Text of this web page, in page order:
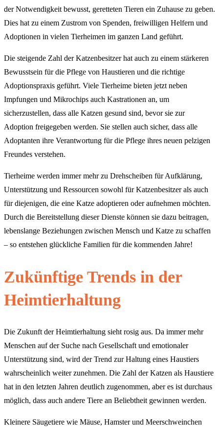
der Notwendigkeit bewusst, geretteten Tieren ein Zuhause zu geben.
Dies hat zu einem Zustrom von Spenden, freiwilligen Helfern und
Adoptionen in vielen Tierheimen im ganzen Land geführt.
Die steigende Zahl der Katzenbesitzer hat auch zu einem stärkeren
Bewusstsein für die Pflege von Haustieren und die richtige
Adoptionspraxis geführt. Viele Tierheime bieten jetzt neben
Impfungen und Mikrochips auch Kastrationen an, um
sicherzustellen, dass alle Katzen gesund sind, bevor sie zur
Adoption freigegeben werden. Sie stellen auch sicher, dass alle
Adoptanten ihre Verantwortung für die Pflege ihres neuen pelzigen
Freundes verstehen.
Tierheime werden immer mehr zu Drehscheiben für Aufklärung,
Unterstützung und Ressourcen sowohl für Katzenbesitzer als auch
für diejenigen, die eine Katze adoptieren oder aufnehmen möchten.
Durch die Bereitstellung dieser Dienste können sie dazu beitragen,
lebenslange Beziehungen zwischen Mensch und Katze zu schaffen
– so entstehen glückliche Familien für die kommenden Jahre!
Zukünftige Trends in der
Heimtierhaltung
Die Zukunft der Heimtierhaltung sieht rosig aus. Da immer mehr
Menschen auf der Suche nach Gesellschaft und emotionaler
Unterstützung sind, wird der Trend zur Haltung eines Haustiers
wahrscheinlich weiter zunehmen. Die Zahl der Katzen als Haustiere
hat in den letzten Jahren deutlich zugenommen, aber es ist durchaus
möglich, dass auch andere Tiere an Beliebtheit gewinnen werden.
Kleinere Säugetiere wie Mäuse, Hamster und Meerschweinchen